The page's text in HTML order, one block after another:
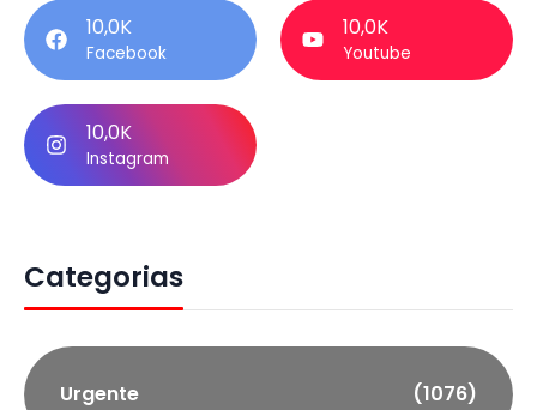
10,0K
Facebook
10,0K
Youtube
10,0K
Instagram
Categorias
Urgente (1076)